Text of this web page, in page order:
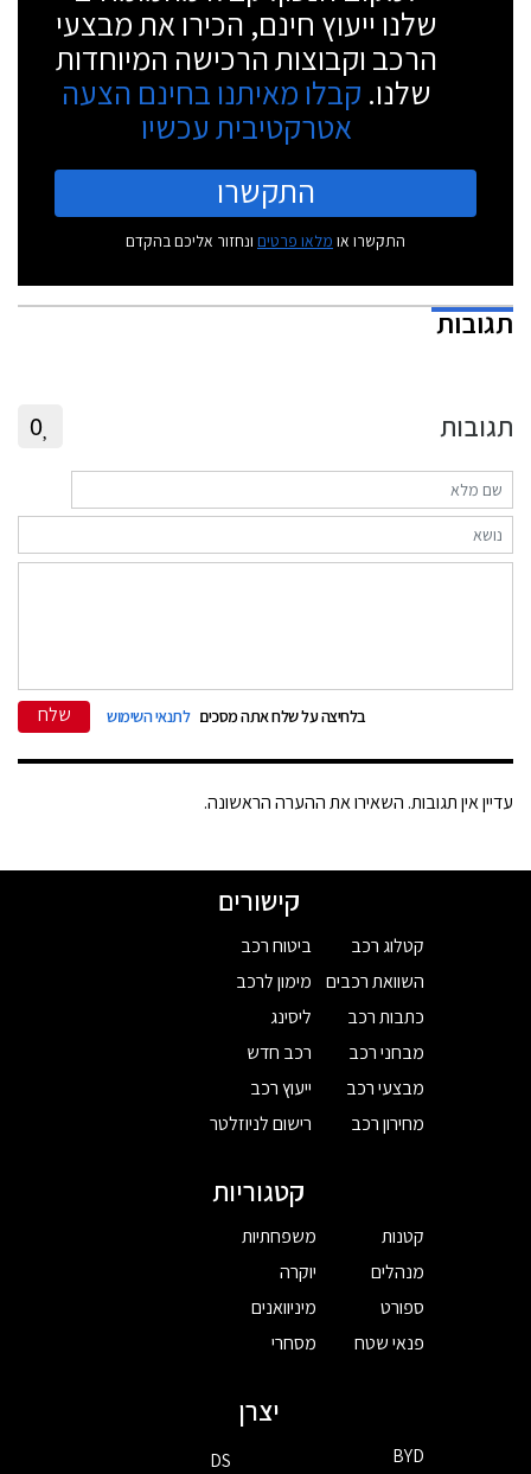
שלנו ייעוץ חינם, הכירו את מבצעי
הרכב וקבוצות הרכישה המיוחדות
שלנו. קבלו מאיתנו בחינם הצעה
אטרקטיבית עכשיו
התקשרו
התקשרו או מלאו פרטים ונחזור אליכם בהקדם
תגובות
תגובות 0
בלחיצה על שלח אתה מסכים לתנאי השימוש שלח
עדיין אין תגובות. השאירו את ההערה הראשונה.
קישורים
קטלוג רכב
השוואת רכבים
כתבות רכב
מבחני רכב
מבצעי רכב
מחירון רכב
ביטוח רכב
מימון לרכב
ליסינג
רכב חדש
ייעוץ רכב
רישום לניוזלטר
קטגוריות
קטנות
מנהלים
ספורט
פנאי שטח
משפחתיות
יוקרה
מיניוואנים
מסחרי
יצרן
BYD
DS